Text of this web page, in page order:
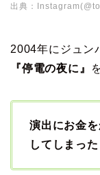
出典：
2004年にジュン
『停電の夜に』
演出にお金
してしまった